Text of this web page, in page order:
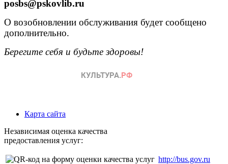
posbs@pskovlib.ru
О возобновлении обслуживания будет сообщено
дополнительно.
Берегите себя и будьте здоровы!
Карта сайта
Независимая оценка качества
предоставления услуг:
http://bus.gov.ru